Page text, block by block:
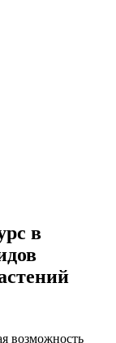
в
возможность